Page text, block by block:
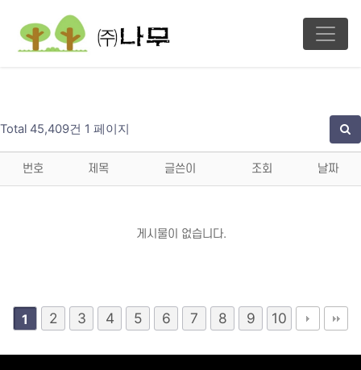
Total 45,409건 1 페이지
번호 제목 글쓴이 조회 날짜
게시물이 없습니다.
1 2 3 4 5 6 7 8 9 10